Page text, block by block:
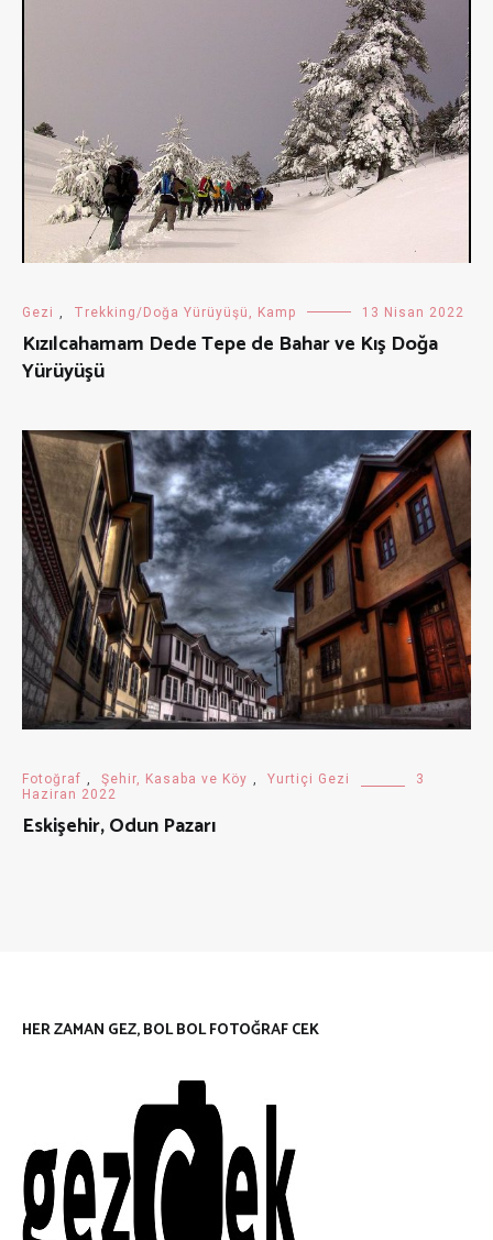
Gezi , Trekking/Doğa Yürüyüşü, Kamp 13 Nisan 2022
Kızılcahamam Dede Tepe de Bahar ve Kış Doğa
Yürüyüşü
Fotoğraf , Şehir, Kasaba ve Köy , Yurtiçi Gezi
3
Haziran 2022
Eskişehir, Odun Pazarı
HER ZAMAN GEZ, BOL BOL FOTOĞRAF CEK